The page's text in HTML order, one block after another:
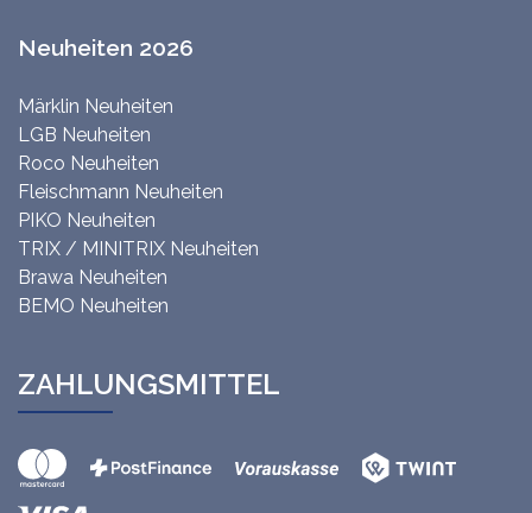
Neuheiten 2026
Märklin Neuheiten
LGB Neuheiten
Roco Neuheiten
Fleischmann Neuheiten
PIKO Neuheiten
TRIX / MINITRIX Neuheiten
Brawa Neuheiten
BEMO Neuheiten
ZAHLUNGSMITTEL